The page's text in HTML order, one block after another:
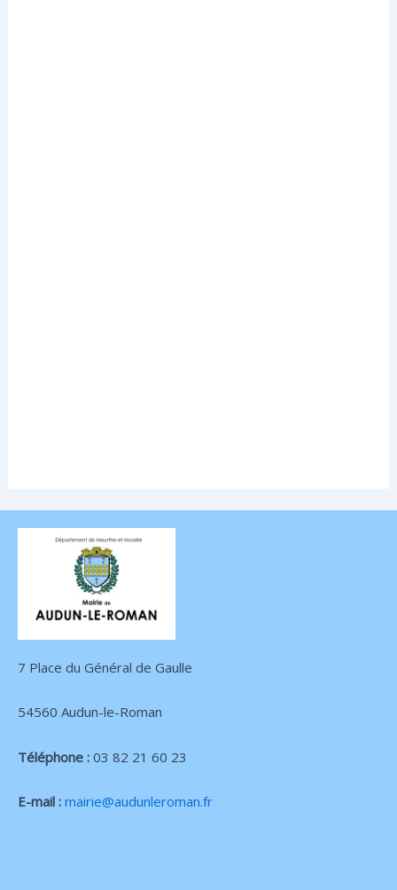
7 Place du Général de Gaulle
54560 Audun-le-Roman
Téléphone : 03 82 21 60 23
E-mail : mairie@audunleroman.fr